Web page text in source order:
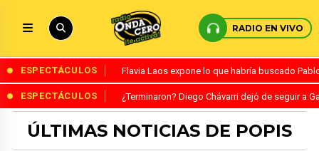
RADIO EN VIVO
ESPECTÁCULOS Flavia Laos expone lo que habría buscado
ESPECTÁCULOS ¿Terminaron? Diego Chávarri dejó de seguir a
ÚLTIMAS NOTICIAS DE POPIS